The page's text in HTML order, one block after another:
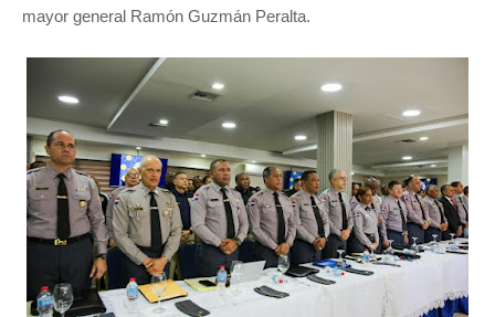
mayor general Ramón Guzmán Peralta.